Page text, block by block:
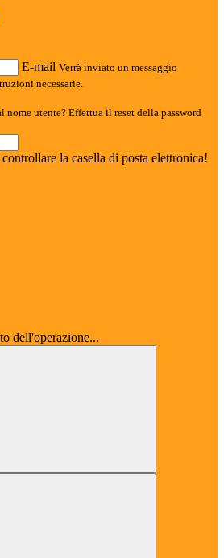
E-mail Verrà inviato un messaggio
necessarie.
nome utente? Effettua il reset della password
la casella di posta elettronica!
dell'operazione...